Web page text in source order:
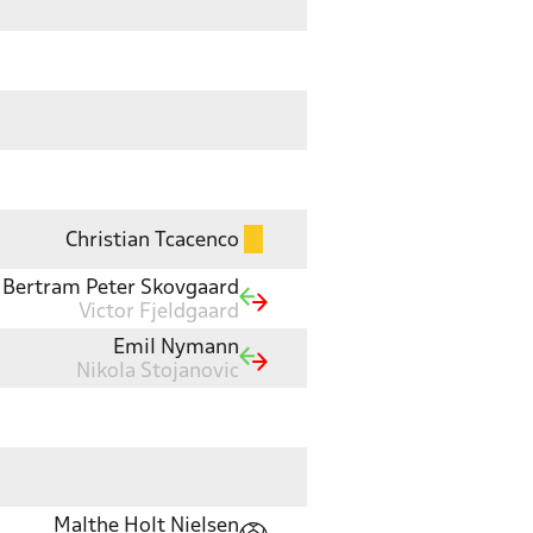
Christian Tcacenco
Bertram Peter Skovgaard
Victor Fjeldgaard
Emil Nymann
Nikola Stojanovic
Malthe Holt Nielsen